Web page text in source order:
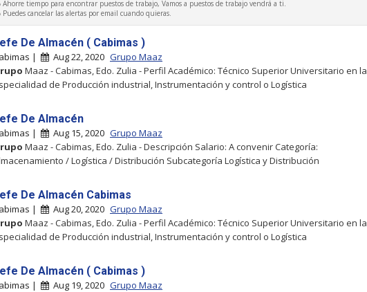
Ahorre tiempo para encontrar puestos de trabajo, Vamos a puestos de trabajo vendrá a ti.
Puedes cancelar las alertas por email cuando quieras.
De Almacén ( Cabimas )
| Aug 22, 2020 Grupo Maaz
Maaz - Cabimas, Edo. Zulia - Perfil Académico: Técnico Superior Universitario en la
de Producción industrial, Instrumentación y control o Logística
De Almacén
| Aug 15, 2020 Grupo Maaz
Maaz - Cabimas, Edo. Zulia - Descripción Salario: A convenir Categoría:
/ Logística / Distribución Subcategoría Logística y Distribución
De Almacén Cabimas
| Aug 20, 2020 Grupo Maaz
Maaz - Cabimas, Edo. Zulia - Perfil Académico: Técnico Superior Universitario en la
de Producción industrial, Instrumentación y control o Logística
De Almacén ( Cabimas )
| Aug 19, 2020 Grupo Maaz